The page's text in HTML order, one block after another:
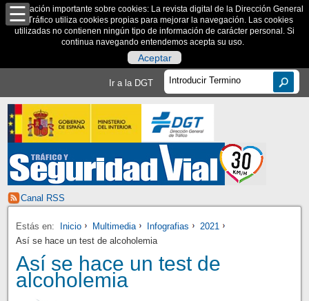
Información importante sobre cookies: La revista digital de la Dirección General
de Tráfico utiliza cookies propias para mejorar la navegación. Las cookies
utilizadas no contienen ningún tipo de información de carácter personal. Si
continua navegando entendemos acepta su uso.
Aceptar
Ir a la DGT
Canal RSS
Estás en: Inicio Multimedia Infografias
2021
Así se hace un test de alcoholemia
Así se hace un test de
alcoholemia